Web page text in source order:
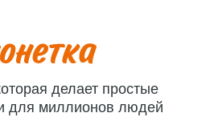
делает простые
для миллионов людей